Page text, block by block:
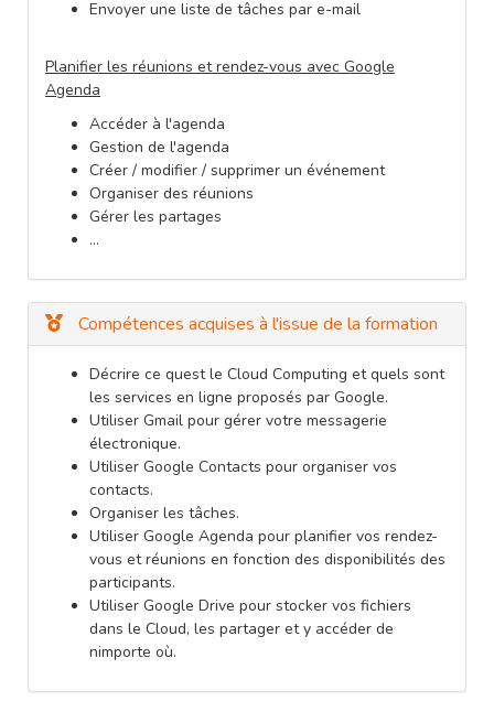
Envoyer une liste de tâches par e-mail
Planifier les réunions et rendez-vous avec Google
Agenda
Accéder à l'agenda
Gestion de l'agenda
Créer / modifier / supprimer un événement
Organiser des réunions
Gérer les partages
…
Compétences acquises à l'issue de la formation
Décrire ce quest le Cloud Computing et quels sont
les services en ligne proposés par Google.
Utiliser Gmail pour gérer votre messagerie
électronique.
Utiliser Google Contacts pour organiser vos
contacts.
Organiser les tâches.
Utiliser Google Agenda pour planifier vos rendez-
vous et réunions en fonction des disponibilités des
participants.
Utiliser Google Drive pour stocker vos fichiers
dans le Cloud, les partager et y accéder de
nimporte où.